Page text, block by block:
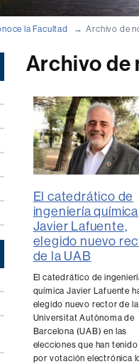
la Facultad Archivo de
Archivo de
El catedrático de
ingeniería química
Javier Lafuente,
elegido nuevo
de la UAB
El catedrático de
química Javier Lafuente
elegido nuevo rector de la
Universitat Autònoma de
Barcelona (UAB) en las
elecciones que han
por votación electrónica